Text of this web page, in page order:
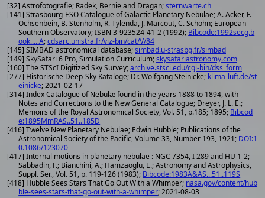
[32] Astrofotografie; Radek, Bernie and Dragan;sternwarte.ch
[141] Strasbourg-ESO Catalogue of Galactic Planetary Nebulae; A. Acker, F.
Ochsenbein, B. Stenholm, R. Tylenda, J. Marcout, C. Schohn; European
Southern Observatory; ISBN 3-923524-41-2 (1992); Bibcode:1992secg.b
ook.....A;cdsarc.unistra.fr/viz-bin/cat/V/84
[145] SIMBAD astronomical database;simbad.u-strasbg.fr/simbad
[149] SkySafari 6 Pro, Simulation Curriculum;skysafariastronomy.com
[160] The STScI Digitized Sky Survey;archive.stsci.edu/cgi-bin/dss_form
[277] Historische Deep-Sky Kataloge; Dr. Wolfgang Steinicke; klima-luft.de/st
einicke; 2021-02-17
[314] Index Catalogue of Nebulæ found in the years 1888 to 1894, with
Notes and Corrections to the New General Catalogue; Dreyer, J. L. E.;
Memoirs of the Royal Astronomical Society, Vol. 51, p.185; 1895; Bibcod
e:1895MmRAS..51..185D
[416] Twelve New Planetary Nebulae; Edwin Hubble; Publications of the
Astronomical Society of the Pacific, Volume 33, Number 193, 1921; DOI:1
0.1086/123070
[417] Internal motions in planetary nebulae : NGC 7354, I 289 and HU 1-2;
Sabbadin, F.; Bianchini, A.; Hamzaoglu, E.; Astronomy and Astrophysics,
Suppl. Ser., Vol. 51, p. 119-126 (1983); Bibcode:1983A&AS...51..119S
[418] Hubble Sees Stars That Go Out With a Whimper; nasa.gov/content/hub
ble-sees-stars-that-go-out-with-a-whimper; 2021-08-03